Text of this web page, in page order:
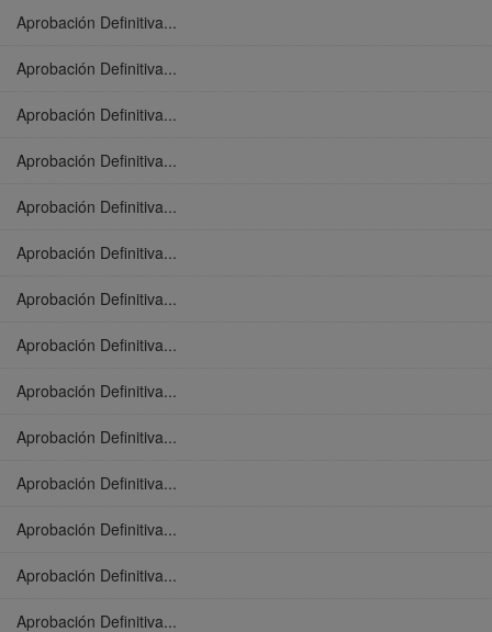
Aprobación Definitiva...
Aprobación Definitiva...
Aprobación Definitiva...
Aprobación Definitiva...
Aprobación Definitiva...
Aprobación Definitiva...
Aprobación Definitiva...
Aprobación Definitiva...
Aprobación Definitiva...
Aprobación Definitiva...
Aprobación Definitiva...
Aprobación Definitiva...
Aprobación Definitiva...
Aprobación Definitiva...